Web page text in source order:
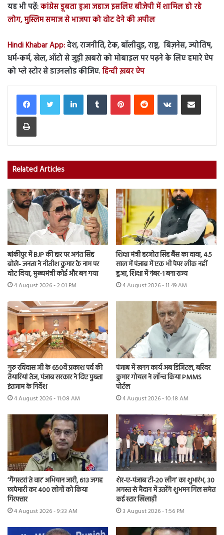
यह भी पढ़ें:कांग्रेस डूबता हुआ जहाज इसलिए बीजेपी में शामिल हो रहे
लोग, मुस्लिम समाज से भाजपा को वोट देने की अपील
Hindi Khabar App:देश, राजनीति, टेक, बॉलीवुड, राष्ट्र, बिज़नेस, ज्योतिष,
धर्म-कर्म, खेल, ऑटो से जुड़ी ख़बरो को मोबाइल पर पढ़ने के लिए हमारे ऐप
को प्ले स्टोर से डाउनलोड कीजिए.हिन्दी ख़बर ऐप
LinkedInTumblr PinterestReddit VKontakteShare via Email
Print
Related Articles
बांकीपुर में BJP की हार पर अनंत सिंह
बोले- जनता ने नीतीश कुमार के नाम पर
वोट दिया, मुख्यमंत्री कोई और बन गया
4 August 2026 - 2:01 PM
शिक्षा मंत्री हरजोत सिंह बैंस का दावा, 4.5
साल में पंजाब में एक भी पेपर लीक नहीं
हुआ, शिक्षा में नंबर-1 बना राज्य
4 August 2026 - 11:49 AM
गुरु रविदास जी के 650वें प्रकाश पर्व की
तैयारियां तेज, पंजाब सरकार ने दिए पुख्ता
इंतजाम के निर्देश
4 August 2026 - 11:08 AM
पंजाब में खनन कार्य अब डिजिटल, बरिंदर
कुमार गोयल ने लॉन्च किया PMMS
पोर्टल
4 August 2026 - 10:18 AM
‘गैंगस्टरां ते वार’ अभियान जारी, 613 जगह
छापेमारी कर 400 लोगों को किया
गिरफ्तार
4 August 2026 - 9:33 AM
शेर-ए-पंजाब टी-20 लीग’ का शुभारंभ, 30
अगस्त से मैदान में उतरेंगे शुभमन गिल समेत
कई स्टार खिलाड़ी
3 August 2026 - 1:56 PM